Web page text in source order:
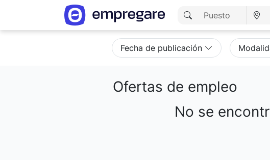
Fecha de publicación
Ofertas de empleo
Cargando resultados...
No se